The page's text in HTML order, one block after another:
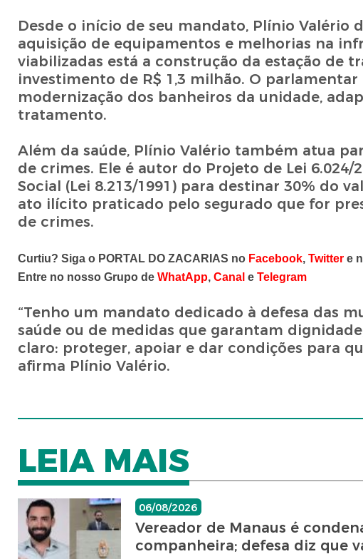
Desde o início de seu mandato, Plínio Valério
aquisição de equipamentos e melhorias na
viabilizadas está a construção da estação de
investimento de R$ 1,3 milhão. O
modernização dos banheiros da unidade,
tratamento.
Além da saúde, Plínio Valério também atua
de crimes. Ele é autor do Projeto de Lei
Social (Lei 8.213/1991) para destinar 30% do
ato ilícito praticado pelo segurado que for
de crimes.
Curtiu? Siga o PORTAL DO ZACARIAS no Facebook, Twittere
Entre no nosso Grupo de WhatApp, Canal e Telegram
“Tenho um mandato dedicado à defesa das
saúde ou de medidas que garantam
claro: proteger, apoiar e dar condições para
afirma Plínio Valério.
LEIA MAIS
06/08/2026
Vereador de Manaus é
companheira; defesa diz que